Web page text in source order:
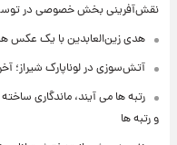
نقش‌آفرینی بخش خصوصی در
هدی زین‌العابدین با یک عکس
آتش‌سوزی در لوناپارک شیراز؛
رتبه ها می آیند، ماندگاری
و رتبه ها